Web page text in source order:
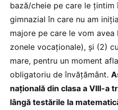
bază/cheie pe care le țintim
gimnazial în care nu am
majore pe care le vom
zonele vocaționale), și (2)
mare, pentru un moment
obligatoriu de învățământ.
națională din clasa a VIII-a
lângă testările la